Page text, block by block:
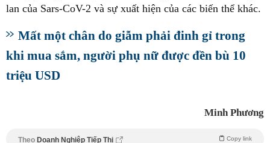
lan của Sars-CoV-2 và sự xuất hiện của các biến thể khác.
Mất một chân do giẫm phải đinh gỉ trong
khi mua sắm, người phụ nữ được đền bù 10
triệu USD
Minh Phương
Theo Doanh Nghiệp Tiếp Thị Copy link